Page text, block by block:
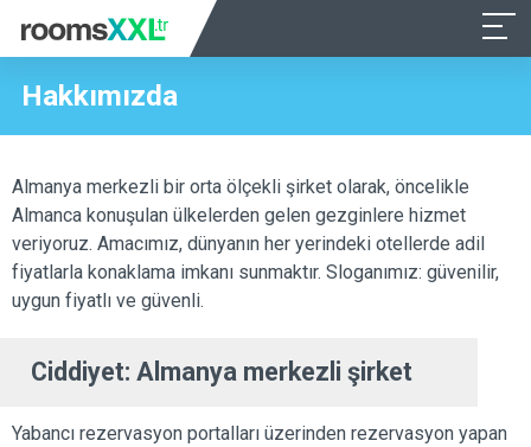
Hakkımızda
Almanya merkezli bir orta ölçekli şirket olarak, öncelikle
Almanca konuşulan ülkelerden gelen gezginlere hizmet
veriyoruz. Amacımız, dünyanın her yerindeki otellerde adil
fiyatlarla konaklama imkanı sunmaktır. Sloganımız: güvenilir,
uygun fiyatlı ve güvenli.
Ciddiyet: Almanya merkezli şirket
Yabancı rezervasyon portalları üzerinden rezervasyon yapan